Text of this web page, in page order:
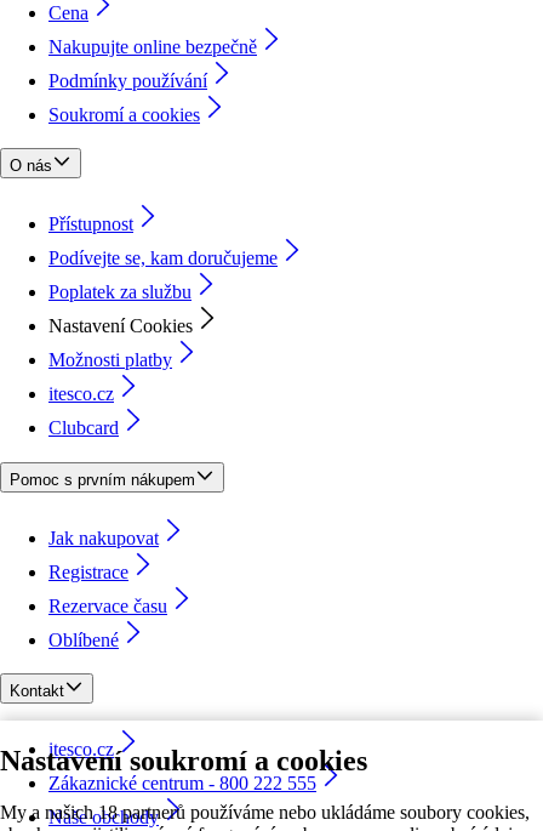
Nastavení soukromí a cookies
My a našich 18 partnerů používáme nebo ukládáme soubory cookies,
Cena
Nakupujte online bezpečně
Podmínky používání
Soukromí a cookies
O nás
Přístupnost
Podívejte se, kam doručujeme
Poplatek za službu
Nastavení Cookies
Možnosti platby
itesco.cz
Clubcard
Pomoc s prvním nákupem
Jak nakupovat
Registrace
Rezervace času
Oblíbené
Kontakt
itesco.cz
Zákaznické centrum - 800 222 555
Naše obchody